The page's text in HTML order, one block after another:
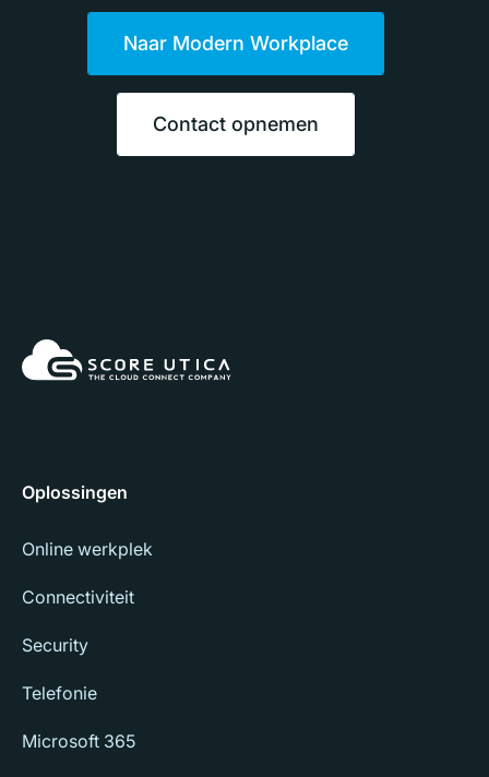
Naar Modern Workplace
Contact opnemen
Oplossingen
Online werkplek
Connectiviteit
Security
Telefonie
Microsoft 365